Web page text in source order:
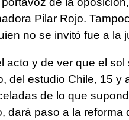
Pilar Rojo.
no se invitó fue a la
acto y de ver que el
del estudio Chile, 15 y
de lo que
dará paso a la reforma